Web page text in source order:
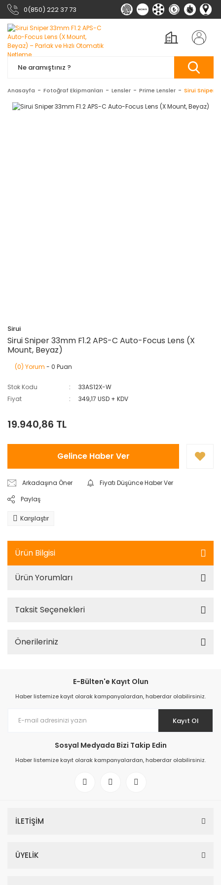
0(850) 222 37 73
Anasayfa Fotoğraf Ekipmanları Lensler Prime Lensler Sirui Sniper
Sirui
Sirui Sniper 33mm F1.2 APS-C Auto-Focus Lens (X
Mount, Beyaz)
(0) Yorum - 0 Puan
Stok Kodu
33AS12X-W
Fiyat
349,17 USD + KDV
19.940,86 TL
Gelince Haber Ver
Arkadaşına Öner
Fiyatı Düşünce Haber Ver
Paylaş
Karşılaştır
Ürün Bilgisi
Ürün Yorumları
Taksit Seçenekleri
Önerileriniz
E-Bülten'e Kayıt Olun
Haber listemize kayıt olarak kampanyalardan, haberdar olabilirsiniz.
Kayıt Ol
Sosyal Medyada Bizi Takip Edin
Haber listemize kayıt olarak kampanyalardan, haberdar olabilirsiniz.
İLETİŞİM
ÜYELİK